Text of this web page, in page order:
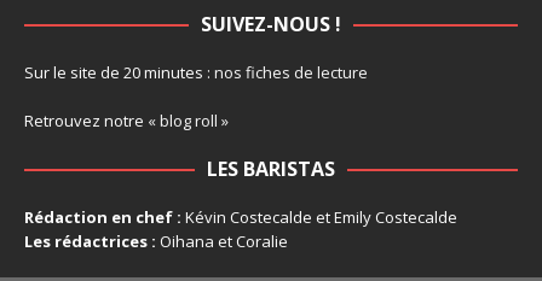
SUIVEZ-NOUS !
Sur le site de 20 minutes : nos fiches de lecture
Retrouvez notre « blog roll »
LES BARISTAS
Rédaction en chef : Kévin Costecalde et Emily Costecalde
Les rédactrices : Oihana et Coralie